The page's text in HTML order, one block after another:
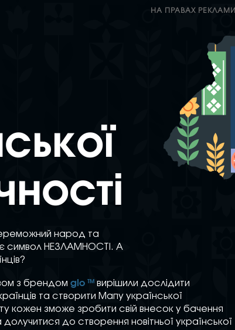
НА ПРАВАХ РЕКЛАМИ
народ та
символ НЕЗЛАМНОСТІ. А
з брендомglo TM вирішили дослідити
та створити Мапу української
кожен зможе зробити свій внесок у бачення
долучитися до створення новітньої української